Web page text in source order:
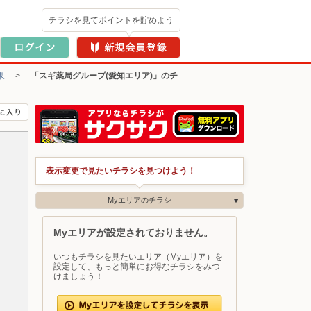
チラシを見てポイントを貯めよう
> 「スギ薬局グループ(愛知エリア)」のチ
表示変更で見たいチラシを見つけよう！
Myエリアのチラシ
Myエリアが設定されておりません。
いつもチラシを見たいエリア（Myエリア）を
設定して、もっと簡単にお得なチラシをみつ
けましょう！